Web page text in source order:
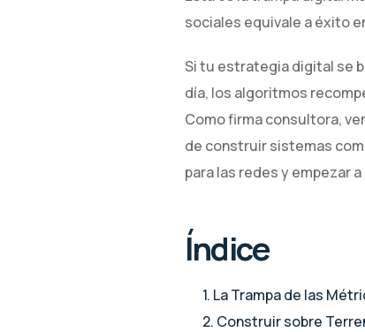
sociales equivale a éxito
Si tu estrategia digital se
día, los algoritmos
Como firma consultora,
de construir sistemas
para las redes y empezar
Índice
1. La Trampa de las
2. Construir sobre